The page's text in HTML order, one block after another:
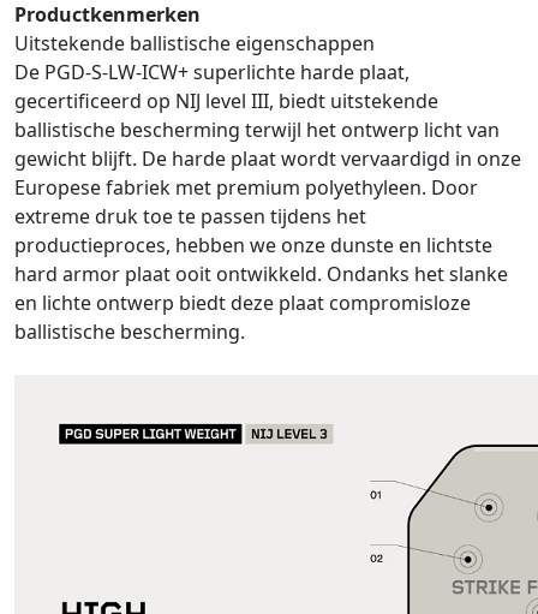
Productkenmerken
Uitstekende ballistische eigenschappen
De PGD-S-LW-ICW+ superlichte harde plaat,
gecertificeerd op NIJ level III, biedt uitstekende
ballistische bescherming terwijl het ontwerp licht van
gewicht blijft. De harde plaat wordt vervaardigd in onze
Europese fabriek met premium polyethyleen. Door
extreme druk toe te passen tijdens het
productieproces, hebben we onze dunste en lichtste
hard armor plaat ooit ontwikkeld. Ondanks het slanke
en lichte ontwerp biedt deze plaat compromisloze
ballistische bescherming.